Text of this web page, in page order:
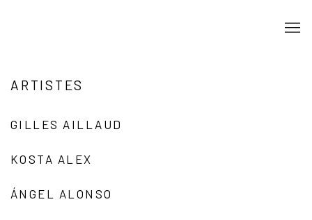
ARTISTES
GILLES AILLAUD
KOSTA ALEX
ÁNGEL ALONSO